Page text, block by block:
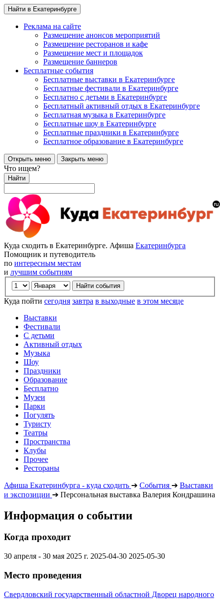
Найти в Екатеринбурге
Реклама на сайте
Размещение анонсов мероприятий
Размещение ресторанов и кафе
Размещение мест и площадок
Размещение баннеров
Бесплатные события
Бесплатные выставки в Екатеринбурге
Бесплатные фестивали в Екатеринбурге
Бесплатно с детьми в Екатеринбурге
Бесплатный активный отдых в Екатеринбурге
Бесплатная музыка в Екатеринбурге
Бесплатные шоу в Екатеринбурге
Бесплатные праздники в Екатеринбурге
Бесплатное образование в Екатеринбурге
Открыть меню Закрыть меню
Что ищем?
Найти
Куда сходить в Екатеринбурге. Афиша Екатеринбурга
Помощник и путеводитель
по интересным местам
и лучшим событиям
Куда пойти сегодня завтра в выходные в этом месяце
Выставки
Фестивали
С детьми
Активный отдых
Музыка
Шоу
Праздники
Образование
Бесплатно
Музеи
Парки
Погулять
Туристу
Театры
Пространства
Клубы
Прочее
Рестораны
Афиша Екатеринбурга - куда сходить ➔ События ➔ Выставки
и экспозиции ➔ Персональная выставка Валерия Кондрашина
Информация о событии
Когда проходит
30 апреля - 30 мая 2025 г. 2025-04-30 2025-05-30
Место проведения
Свердловский государственный областной Дворец народного